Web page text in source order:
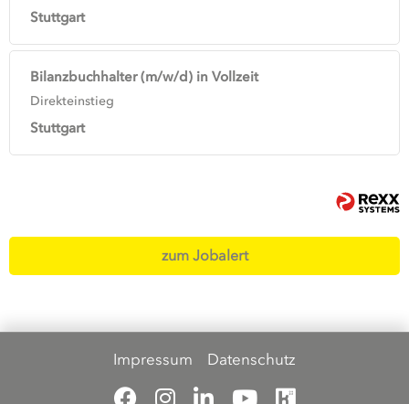
Stuttgart
Bilanzbuchhalter (m/w/d) in Vollzeit
Direkteinstieg
Stuttgart
zum Jobalert
Impressum Datenschutz